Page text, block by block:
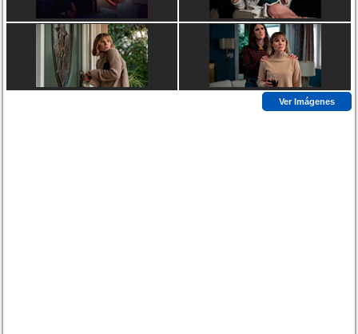
Ver Imágenes